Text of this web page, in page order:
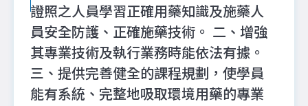
證照之人員學習正確用藥知識及施藥人
員安全防護、正確施藥技術。 二、增強
其專業技術及執行業務時能依法有據。
三、提供完善健全的課程規劃，使學員
能有系統、完整地吸取環境用藥的專業